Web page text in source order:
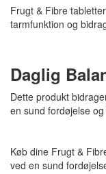
Frugt & Fibre
tarmfunktion og
Daglig
Dette produkt
en sund fordøjelse
Køb dine Frugt &
ved en sund